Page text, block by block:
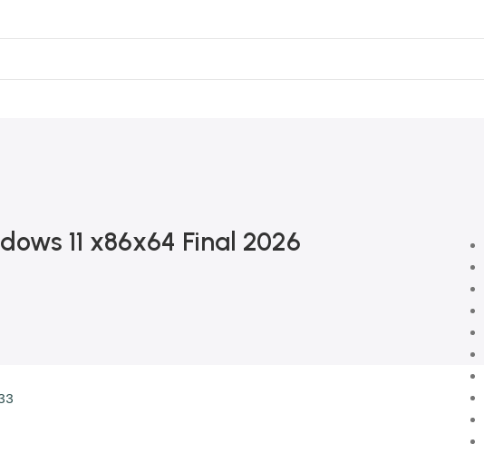
11 x86x64 Final 2026